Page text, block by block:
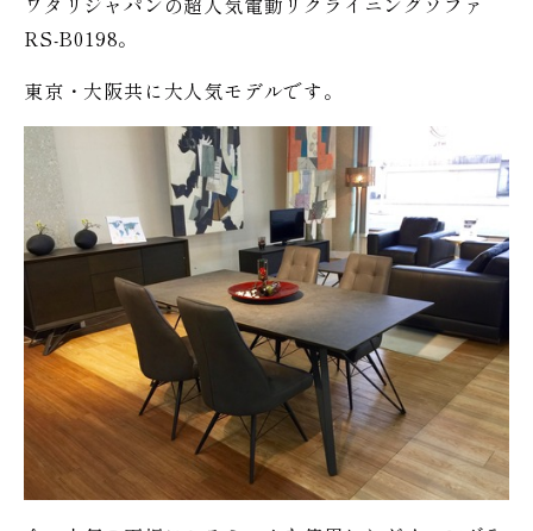
RS-B0198。
東京・大阪共に大人気モデルです。